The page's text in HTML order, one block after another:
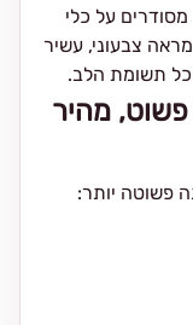
על כלי
מראה צבעוני, עשיר
כל תשומת הלב.
מהיר
פשוטה יותר: